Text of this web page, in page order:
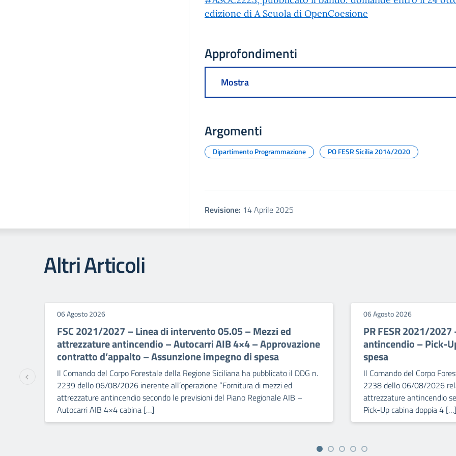
edizione di A Scuola di OpenCoesione
Approfondimenti
Mostra
Argomenti
Dipartimento Programmazione PO FESR Sicilia 2014/2020
Revisione: 14 Aprile 2025
Altri Articoli
06 Agosto 2026
FSC 2021/2027 – Linea di intervento 05.05 – Mezzi ed
attrezzature antincendio – Autocarri AIB 4×4 – Approvazione
contratto d’appalto – Assunzione impegno di spesa
Il Comando del Corpo Forestale della Regione Siciliana ha pubblicato il DDG n.
2239 dello 06/08/2026 inerente all’operazione “Fornitura di mezzi ed
attrezzature antincendio secondo le previsioni del Piano Regionale AIB –
Autocarri AIB 4×4 cabina […]
06 Agosto 2026
PR FESR 2021/
antincendio – Pick-
spesa
Il Comando del Corpo
2238 dello 06/08/2026
attrezzature antincendio
Pick-Up cabina doppia 4 […]